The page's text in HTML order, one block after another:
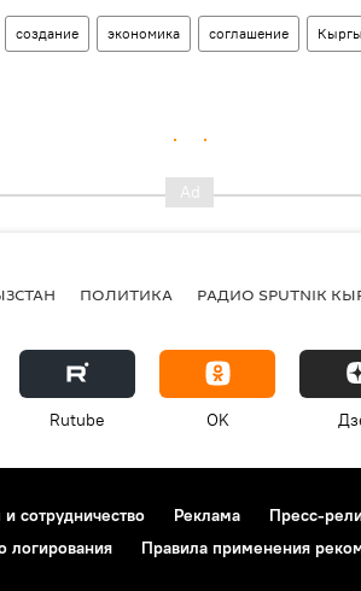
создание экономика соглашение
ПОЛИТИКА РАДИО SPUTNIK
Rutube OK
и сотрудничество Реклама Пресс-
логирования
Правила применения